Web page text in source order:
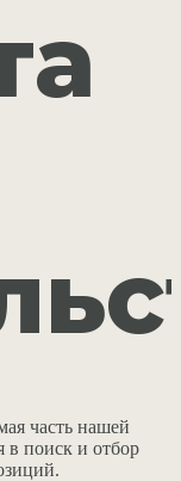
часть нашей
поиск и отбор